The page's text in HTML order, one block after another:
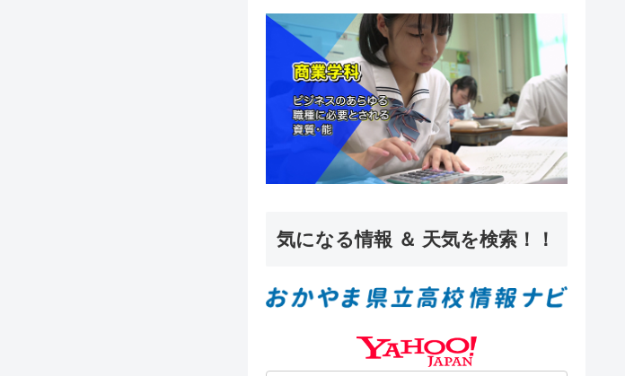
ー
気になる情報 ＆ 天気を検索！！